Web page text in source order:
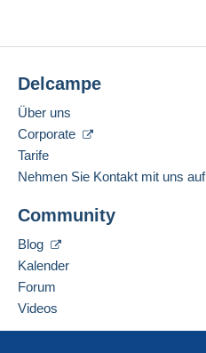
Delcampe
Über uns
Corporate
Tarife
Nehmen Sie Kontakt mit uns auf
Community
Blog
Kalender
Forum
Videos